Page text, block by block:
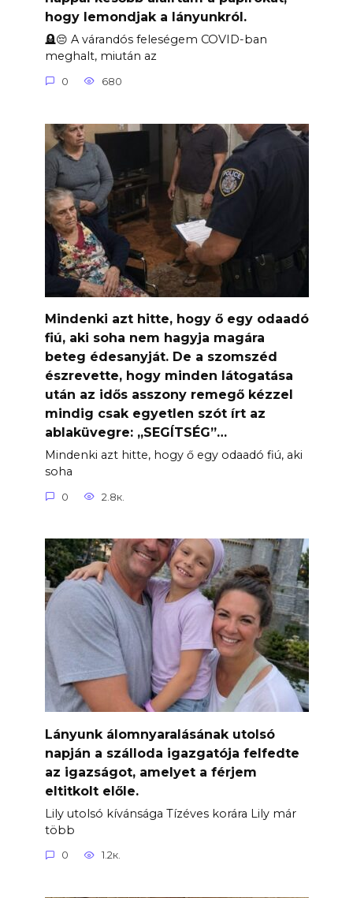
hogy lemondjak a lányunkról.
🪦😔 A várandós feleségem COVID-ban
meghalt, miután az
0 680
Mindenki azt hitte, hogy ő egy odaadó
fiú, aki soha nem hagyja magára
beteg édesanyját. De a szomszéd
észrevette, hogy minden látogatása
után az idős asszony remegő kézzel
mindig csak egyetlen szót írt az
ablaküvegre: „SEGÍTSÉG”…
Mindenki azt hitte, hogy ő egy odaadó fiú, aki
soha
0 2.8к.
Lányunk álomnyaralásának utolsó
napján a szálloda igazgatója felfedte
az igazságot, amelyet a férjem
eltitkolt előle.
Lily utolsó kívánsága Tízéves korára Lily már
több
0 1.2к.